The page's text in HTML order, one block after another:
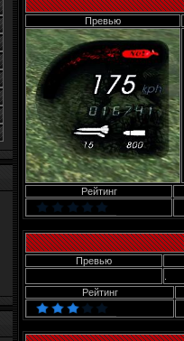
Превью
Рейтинг
Превью
Рейтинг